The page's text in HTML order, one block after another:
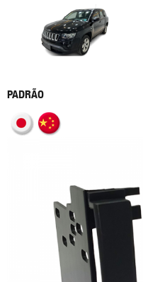
PADRÃO